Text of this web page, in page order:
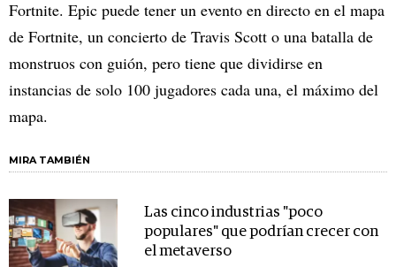
Fortnite. Epic puede tener un evento en directo en el mapa
de Fortnite, un concierto de Travis Scott o una batalla de
monstruos con guión, pero tiene que dividirse en
instancias de solo 100 jugadores cada una, el máximo del
mapa.
MIRA TAMBIÉN
Las cinco industrias "poco
populares" que podrían crecer con
el metaverso